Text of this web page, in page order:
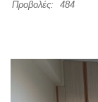
Προβολές:
484